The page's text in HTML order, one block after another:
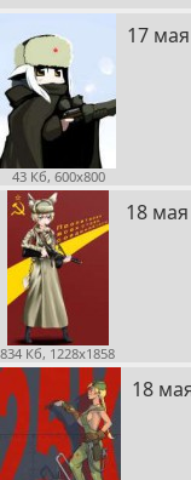
43 Кб, 600x800
6
17
834 Кб, 1228x1858
7
18
8
18